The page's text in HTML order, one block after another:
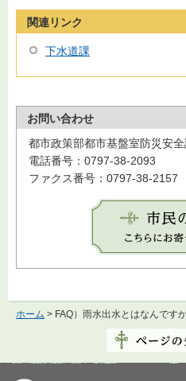
関連リンク
下水道課
お問い合わせ
都市政策部都市基盤室防災安
電話番号：0797-38-2093
ファクス番号：0797-38-2157
ホーム > FAQ）雨水出水とはなんですか